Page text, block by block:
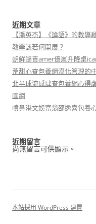
近期文章
【潘英杰】《論語》的教
教學該若何開展？
朝鮮譴責amer億嵐升降桌
荒甜心查包養網漠化管理的
北半球流感肆查包養網心得
國網
噴鼻港文娛富翁邵逸喜包養
近期留言
尚無留言可供顯示。
本站採用 WordPress 建置